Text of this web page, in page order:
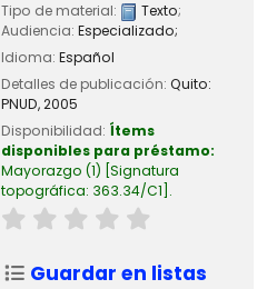
Tipo de material:
Texto;
Audiencia: Especializado;
Idioma: Español
Detalles de publicación: Quito:
PNUD,2005
Disponibilidad: Ítems
disponibles para préstamo:
Mayorazgo (1) Signatura
topográfica: 363.34/C1 .
Guardar en listas